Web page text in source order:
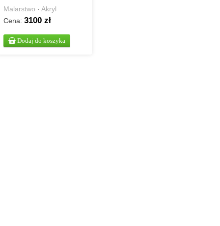
Malarstwo · Akryl
Cena: 3100 zł
Dodaj do koszyka